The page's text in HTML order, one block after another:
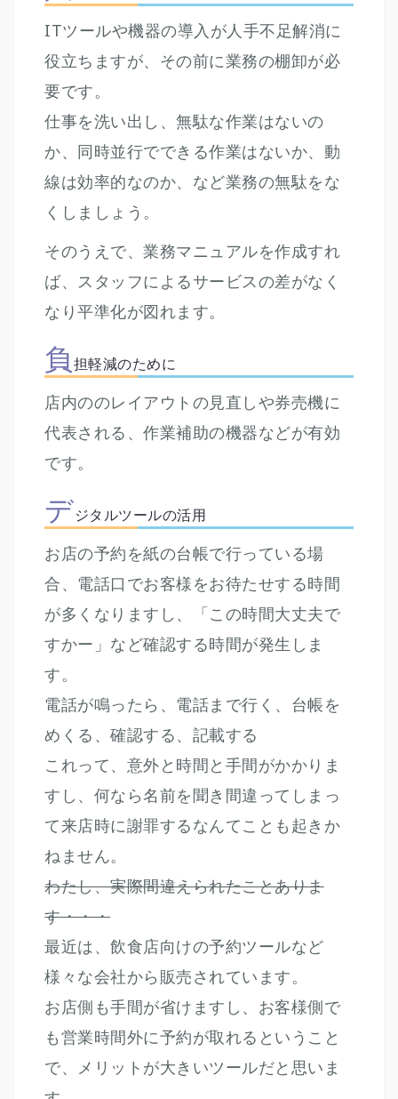
ITツールや機器の導入が人手不足解消に
役立ちますが、その前に業務の棚卸が必
要です。
仕事を洗い出し、無駄な作業はないの
か、同時並行でできる作業はないか、動
線は効率的なのか、など業務の無駄をな
くしましょう。
そのうえで、業務マニュアルを作成すれ
ば、スタッフによるサービスの差がなく
なり平準化が図れます。
負 担軽減のために
店内ののレイアウトの見直しや券売機に
代表される、作業補助の機器などが有効
です。
デジタルツールの活用
お店の予約を紙の台帳で行っている場
合、電話口でお客様をお待たせする時間
が多くなりますし、「この時間大丈夫で
すかー」など確認する時間が発生しま
す。
電話が鳴ったら、電話まで行く、台帳を
めくる、確認する、記載する
これって、意外と時間と手間がかかりま
すし、何なら名前を聞き間違ってしまっ
て来店時に謝罪するなんてことも起きか
ねません。
わたし、実際間違えられたことありま
す・・・
最近は、飲食店向けの予約ツールなど
様々な会社から販売されています。
お店側も手間が省けますし、お客様側で
も営業時間外に予約が取れるということ
で、メリットが大きいツールだと思いま